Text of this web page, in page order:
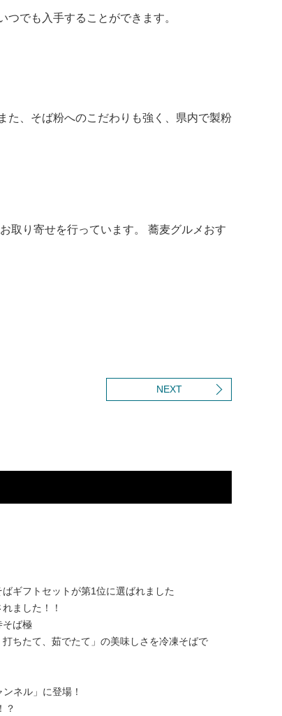
でも入手することができます。
た、そば粉へのこだわりも強く、県内で製粉
取り寄せを行っています。 蕎麦グルメおす
NEXT
ギフトセットが第1位に選ばれました
ました！！
そば極
打ちたて、茹でたて」の美味しさを冷凍そばで
ネル」に登場！
？